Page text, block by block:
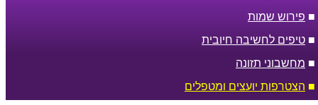
■ פירוש שמות
■ טיפים לחשיבה חיובית
■ מחשבוני תזונה
■ הצטרפות יועצים ומטפלים